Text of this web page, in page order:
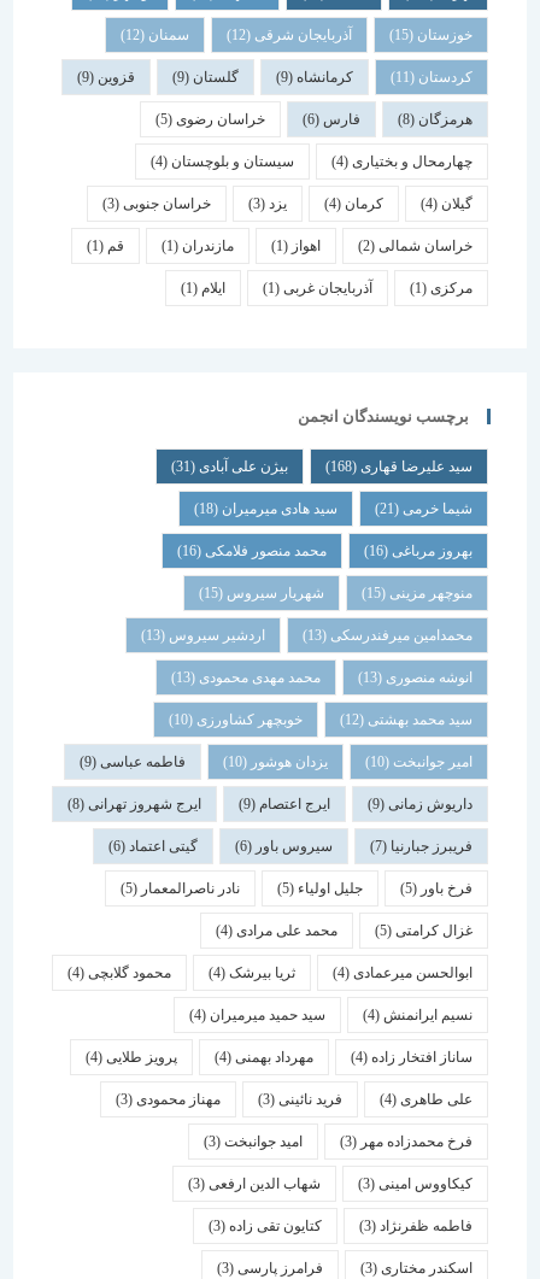
خوزستان(15) آذربایجان شرقی(12) سمنان (12)
کردستان(11) کرمانشاه(9) گلستان (9) قزوین
هرمزگان(8) فارس خراسان رضوی(5)
چهارمحال و بختیاری (4) سیستان و بلوچستان(4)
کرمان یزد خراسان جنوبی(3)
خراسان شمالی(2) اهواز مازندران(1) قم
(1) آذربایجان غربی(1) ایلام
برچسب نویسندگان انجمن
سید علیرضا قهاری(168) بیژن علی آبادی(31)
شیما خرمی(21) سید هادی میرمیران(18)
بهروز مرباغی (16) محمد منصور فلامکی (16)
منوچهر مزینی(15) شهریار سیروس(15)
محمدامین میرفندرسکی(13) اردشیر سیروس(13)
انوشه منصوری(13) محمد مهدی محمودی(13)
سید محمد بهشتی(12) خوبچهر کشاورزی(10)
امیر جوانبخت(10) یزدان هوشور(10) فاطمه عباسی(9)
داریوش زمانی(9) ایرج اعتصام(9) ایرج شهروز تهرانی(8)
فریبرز جبارنیا(7) سیروس باور(6) گیتی اعتماد(6)
فرخ باور(5) جلیل اولیاء(5) نادر ناصرالمعمار (5)
غزال کرامتی(5) محمد علی مرادی(4)
ابوالحسن میرعمادی(4) ثریا بیرشک(4) محمود گلابچی(4)
نسیم ایرانمنش(4) سید حمید میرمیران(4)
ساناز افتخار زاده(4) مهرداد بهمنی (4) پرویز طلایی(4)
علی طاهری(4) فرید نائینی(3) مهناز محمودی(3)
فرخ محمدزاده مهر(3) امید جوانبخت(3)
کیکاووس امینی(3) شهاب الدین ارفعی(3)
فاطمه ظفرنژاد(3) کتایون تقی زاده(3)
اسكندر مختاری (3) فرامرز پارسی(3)